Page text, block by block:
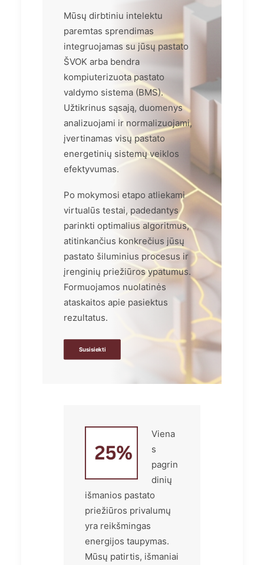
Mūsų dirbtiniu intelektu
paremtas sprendimas
integruojamas su jūsų pastato
ŠVOK arba bendra
kompiuterizuota pastato
valdymo sistema (BMS).
Užtikrinus sąsają, duomenys
analizuojami ir normalizuojami,
įvertinamas visų pastato
energetinių sistemų veiklos
efektyvumas.
Po mokymosi etapo atliekami
virtualūs testai, padedantys
parinkti optimalius algoritmus,
atitinkančius konkrečius jūsų
pastato šiluminius procesus ir
įrenginių priežiūros ypatumus.
Formuojamos nuolatinės
ataskaitos apie pasiektus
rezultatus.
Susisiekti
Viena
s
pagrin
dinių
išmanios pastato
priežiūros privalumų
yra reikšmingas
energijos taupymas.
Mūsų patirtis, išmaniai